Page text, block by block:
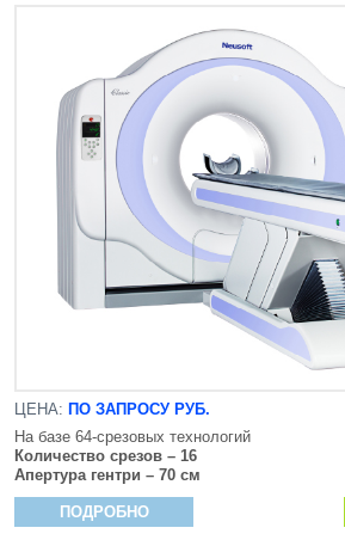
ЦЕНА: ПО ЗАПРОСУ РУБ.
На базе 64-срезовых технологий
Количество срезов – 16
Апертура гентри – 70 см
ПОДРОБНО